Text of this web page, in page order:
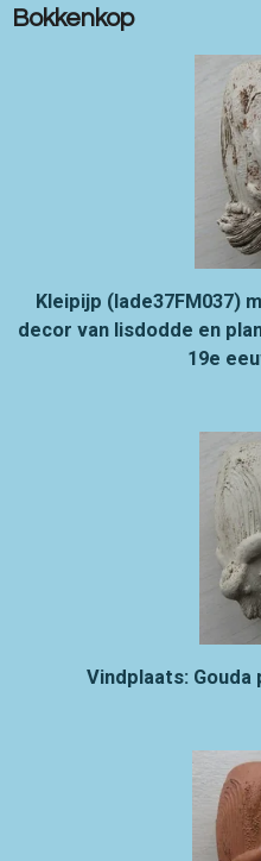
Bokkenkop
Kleipijp (lade37FM037)
decor van lisdodde en
19e
Vindplaats: